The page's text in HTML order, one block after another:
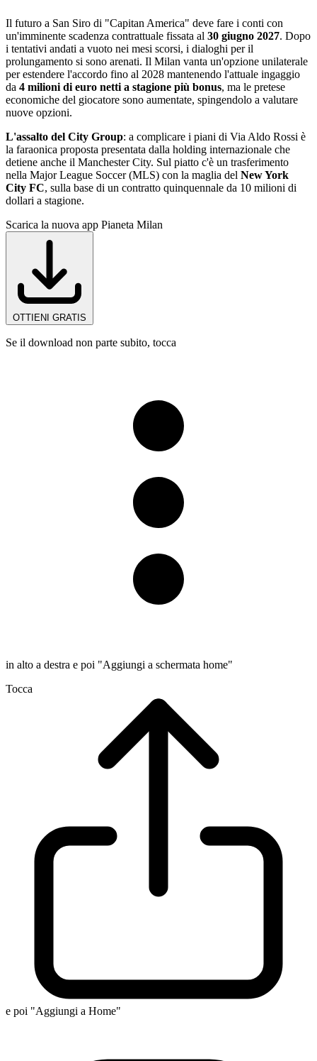
Il futuro a San Siro di "Capitan America" deve fare i conti con
un'imminente scadenza contrattuale fissata al 30 giugno 2027. Dopo
i tentativi andati a vuoto nei mesi scorsi, i dialoghi per il
prolungamento si sono arenati. Il Milan vanta un'opzione unilaterale
per estendere l'accordo fino al 2028 mantenendo l'attuale ingaggio
da 4 milioni di euro netti a stagione più bonus, ma le pretese
economiche del giocatore sono aumentate, spingendolo a valutare
nuove opzioni.
L'assalto del City Group: a complicare i piani di Via Aldo Rossi è
la faraonica proposta presentata dalla holding internazionale che
detiene anche il Manchester City. Sul piatto c'è un trasferimento
nella Major League Soccer (MLS) con la maglia del New York
City FC, sulla base di un contratto quinquennale da 10 milioni di
dollari a stagione.
Scarica la nuova app Pianeta Milan
OTTIENI GRATIS
Se il download non parte subito, tocca
in alto a destra e poi "Aggiungi a schermata home"
Tocca
e poi "Aggiungi a Home"